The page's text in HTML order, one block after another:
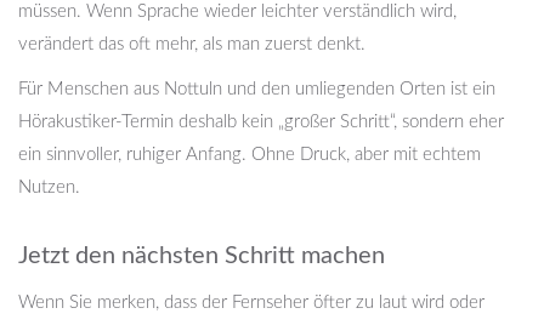
müssen. Wenn Sprache wieder leichter verständlich wird,
verändert das oft mehr, als man zuerst denkt.
Für Menschen aus Nottuln und den umliegenden Orten ist ein
Hörakustiker-Termin deshalb kein „großer Schritt“, sondern eher
ein sinnvoller, ruhiger Anfang. Ohne Druck, aber mit echtem
Nutzen.
Jetzt den nächsten Schritt machen
Wenn Sie merken, dass der Fernseher öfter zu laut wird oder